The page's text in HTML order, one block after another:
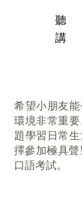
聽
講
希望小朋友能
環境非常重
題學習日常
擇參加極具
口語考試。